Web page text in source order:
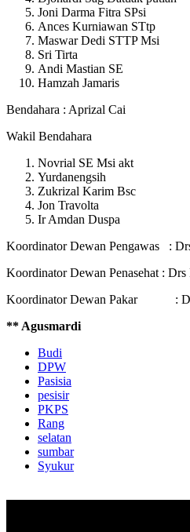
Joni Darma Fitra SPsi
Ances Kurniawan STtp
Maswar Dedi STTP Msi
Sri Tirta
Andi Mastian SE
Hamzah Jamaris
Bendahara : Aprizal Cai
Wakil Bendahara
Novrial SE Msi akt
Yurdanengsih
Zukrizal Karim Bsc
Jon Travolta
Ir Amdan Duspa
Koordinator Dewan Pengawas :
Koordinator Dewan Penasehat :
Koordinator Dewan Pakar :
** Agusmardi
Budi
DPW
Pasisia
pesisir
PKPS
Rang
selatan
sumbar
Syukur